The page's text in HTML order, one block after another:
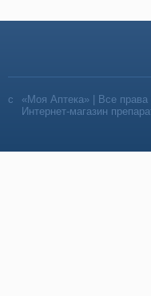
«Моя Аптека» | Все
Интернет-магазин